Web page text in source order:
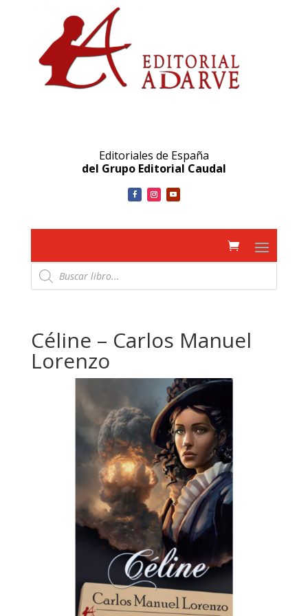
Editoriales de España
del Grupo Editorial Caudal
Búsqueda
de
productos
Céline – Carlos Manuel
Lorenzo